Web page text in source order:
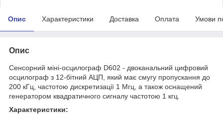
Опис Характеристики Доставка Оплата Умови
Опис
Сенсорний міні-осцилограф D602 - двоканальний цифровий
осцилограф з 12-бітний АЦП, який має смугу пропускання до
200 кГц, частотою дискретизації 1 Мгц, а також оснащений
генератором квадратичного сигналу частотою 1 кгц.
Характеристики: